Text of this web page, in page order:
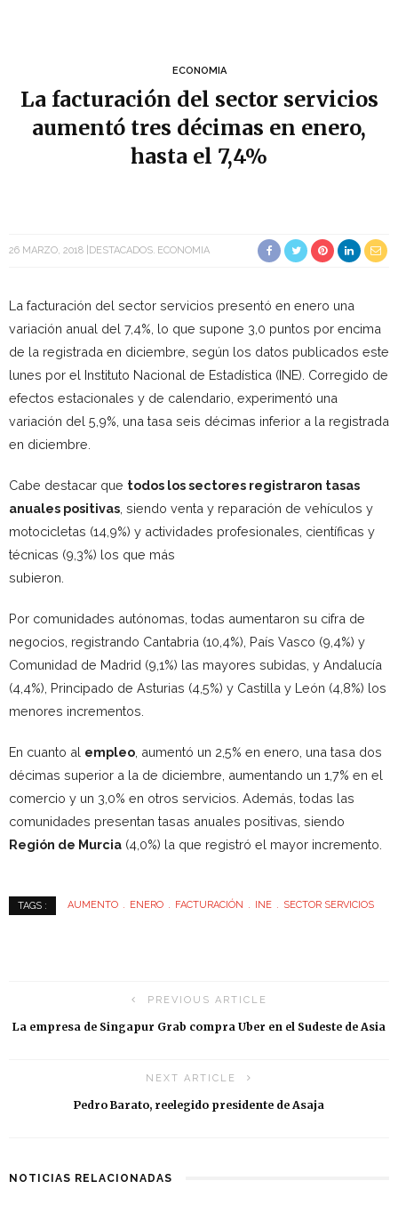
ECONOMIA
La facturación del sector servicios
aumentó tres décimas en enero,
hasta el 7,4%
26 MARZO, 2018 DESTACADOS ECONOMIA
La facturación del sector servicios presentó en enero una
variación anual del 7,4%, lo que supone 3,0 puntos por encima
de la registrada en diciembre, según los datos publicados este
lunes por el Instituto Nacional de Estadística (INE). Corregido de
efectos estacionales y de calendario, experimentó una
variación del 5,9%, una tasa seis décimas inferior a la registrada
en diciembre.
Cabe destacar que todos los sectores registraron tasas
anuales positivas , siendo venta y reparación de vehículos y
motocicletas (14,9%) y actividades profesionales, científicas y
técnicas (9,3%) los que más
subieron.
Por comunidades autónomas, todas aumentaron su cifra de
negocios, registrando Cantabria (10,4%), País Vasco (9,4%) y
Comunidad de Madrid (9,1%) las mayores subidas, y Andalucía
(4,4%), Principado de Asturias (4,5%) y Castilla y León (4,8%) los
menores incrementos.
En cuanto al empleo , aumentó un 2,5% en enero, una tasa dos
décimas superior a la de diciembre, aumentando un 1,7% en el
comercio y un 3,0% en otros servicios. Además, todas las
comunidades presentan tasas anuales positivas, siendo
Región de Murcia (4,0%) la que registró el mayor incremento.
TAGS : AUMENTO ENERO FACTURACIÓN INE SECTOR SERVICIOS
PREVIOUS ARTICLE
La empresa de Singapur Grab compra Uber en el Sudeste de Asia
NEXT ARTICLE
Pedro Barato, reelegido presidente de Asaja
NOTICIAS RELACIONADAS